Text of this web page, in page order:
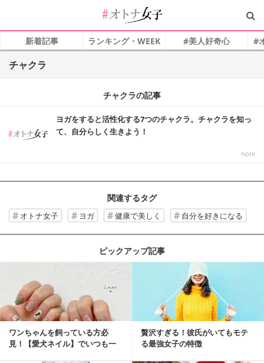
新着記事 ランキング・WEEK #美人好奇心 #
チャクラ
チャクラの記事
ヨガをすると活性化する7つのチャクラ。チャクラを知っ
て、自分らしく生きよう！
note_
関連するタグ
オトナ女子 ヨガ 健康で美しく 自分を好きになる
ピックアップ記事
ワンちゃんを飼っている方必
見！【愛犬ネイル】でいつも一
贅沢すぎる！彼氏がいてもモテ
る最強女子の特徴